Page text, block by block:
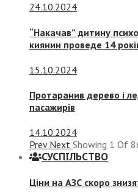
24.10.2024
“Накачав” дитину
киянин проведе 14
15.10.2024
Протаранив дерево і
пасажирів
14.10.2024
Prev Next Showing 1 Of
СУСПIЛЬСТВО
Ціни на АЗС скоро